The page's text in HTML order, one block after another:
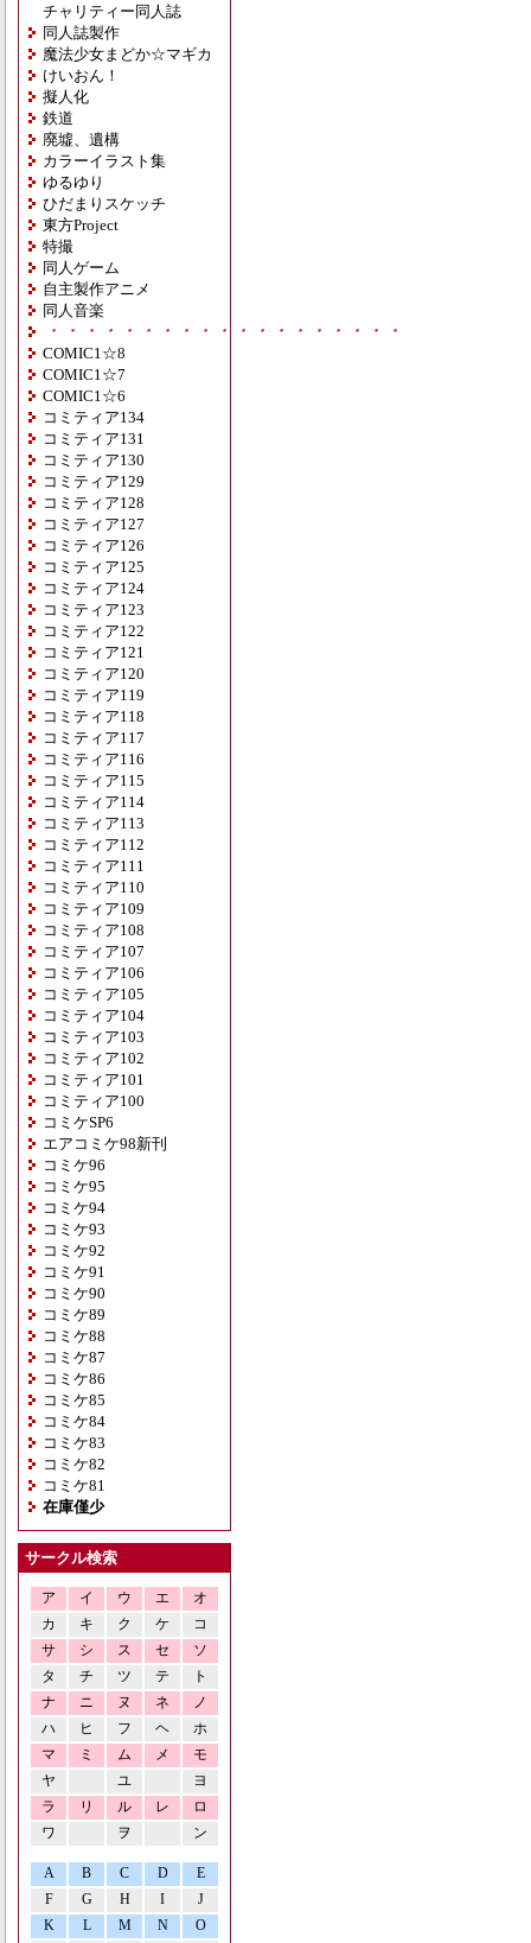
チャリティー同人誌
同人誌製作
魔法少女まどか☆マギカ
けいおん！
擬人化
鉄道
廃墟、遺構
カラーイラスト集
ゆるゆり
ひだまりスケッチ
東方Project
特撮
同人ゲーム
自主製作アニメ
同人音楽
・・・・・・・・・・・・・・・・・・・
COMIC1☆8
COMIC1☆7
COMIC1☆6
コミティア134
コミティア131
コミティア130
コミティア129
コミティア128
コミティア127
コミティア126
コミティア125
コミティア124
コミティア123
コミティア122
コミティア121
コミティア120
コミティア119
コミティア118
コミティア117
コミティア116
コミティア115
コミティア114
コミティア113
コミティア112
コミティア111
コミティア110
コミティア109
コミティア108
コミティア107
コミティア106
コミティア105
コミティア104
コミティア103
コミティア102
コミティア101
コミティア100
コミケSP6
エアコミケ98新刊
コミケ96
コミケ95
コミケ94
コミケ93
コミケ92
コミケ91
コミケ90
コミケ89
コミケ88
コミケ87
コミケ86
コミケ85
コミケ84
コミケ83
コミケ82
コミケ81
在庫僅少
サークル検索
ア イ ウ エ
オ
カ
キ ク ケ
コ
サ
シ ス セ
ソ
タ
チ ツ テ
ト
ナ
ニ ヌ ネ
ノ
ハ
ヒ フ ヘ
ホ
マ
ミ ム メ
モ
ヤ
ユ
ヨ
ラ
リ ル レ
ロ
ワ
ヲ ン
A B C D
E
F
G H I
J
K
L M N O